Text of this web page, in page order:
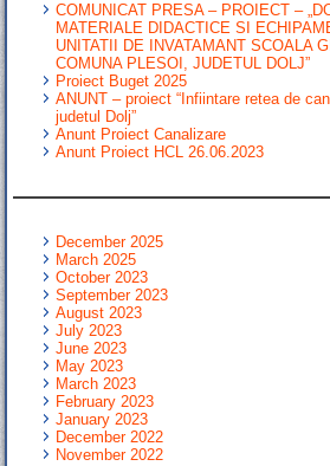
COMUNICAT PRESA – PROIECT –
MATERIALE DIDACTICE SI
UNITATII DE INVATAMANT SCOALA
COMUNA PLESOI, JUDETUL DOLJ”
Proiect Buget 2025
ANUNT – proiect “Infiintare retea de
judetul Dolj”
Anunt Proiect Canalizare
Anunt Proiect HCL 26.06.2023
December 2025
March 2025
October 2023
September 2023
August 2023
July 2023
June 2023
May 2023
March 2023
February 2023
January 2023
December 2022
November 2022